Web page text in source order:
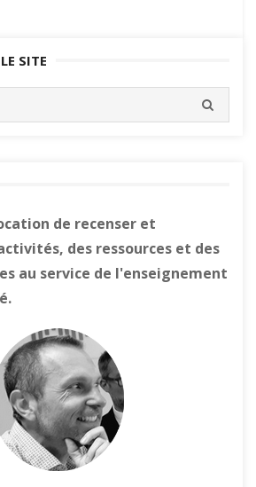
SITE
de recenser et
des ressources et des
au service de l'enseignement